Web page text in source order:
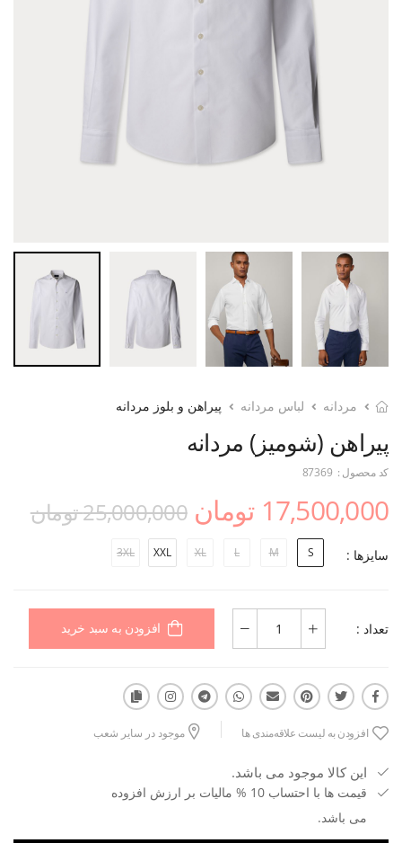
مردانه لباس مردانه پیراهن و بلوز مردانه
پیراهن (شومیز) مردانه
کد محصول : 87369
17,500,000 تومان 25,000,000 تومان
سایزها : S
M
L
XL
XXL
3XL
تعداد : افزودن به سبد خرید
افزودن به لیست علاقه‌مندی ها موجود در سایر شعب
این کالا موجود می باشد.
قیمت ها با احتساب 10 % مالیات بر ارزش افزوده
می باشد.